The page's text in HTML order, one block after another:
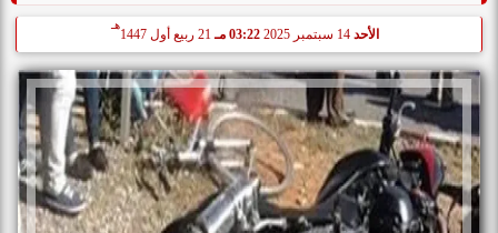
الأحد 14 سبتمبر 2025 03:22 مـ 21 ربيع أول 1447
هـ